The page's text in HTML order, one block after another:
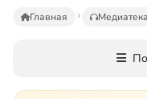
Главная Медиатека